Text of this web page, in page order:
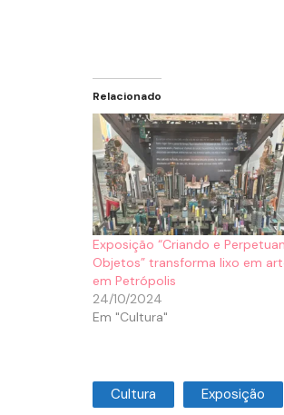
Relacionado
Exposição “Criando e
Objetos” transforma lixo em
em Petrópolis
24/10/2024
Em "Cultura"
Cultura Exposição